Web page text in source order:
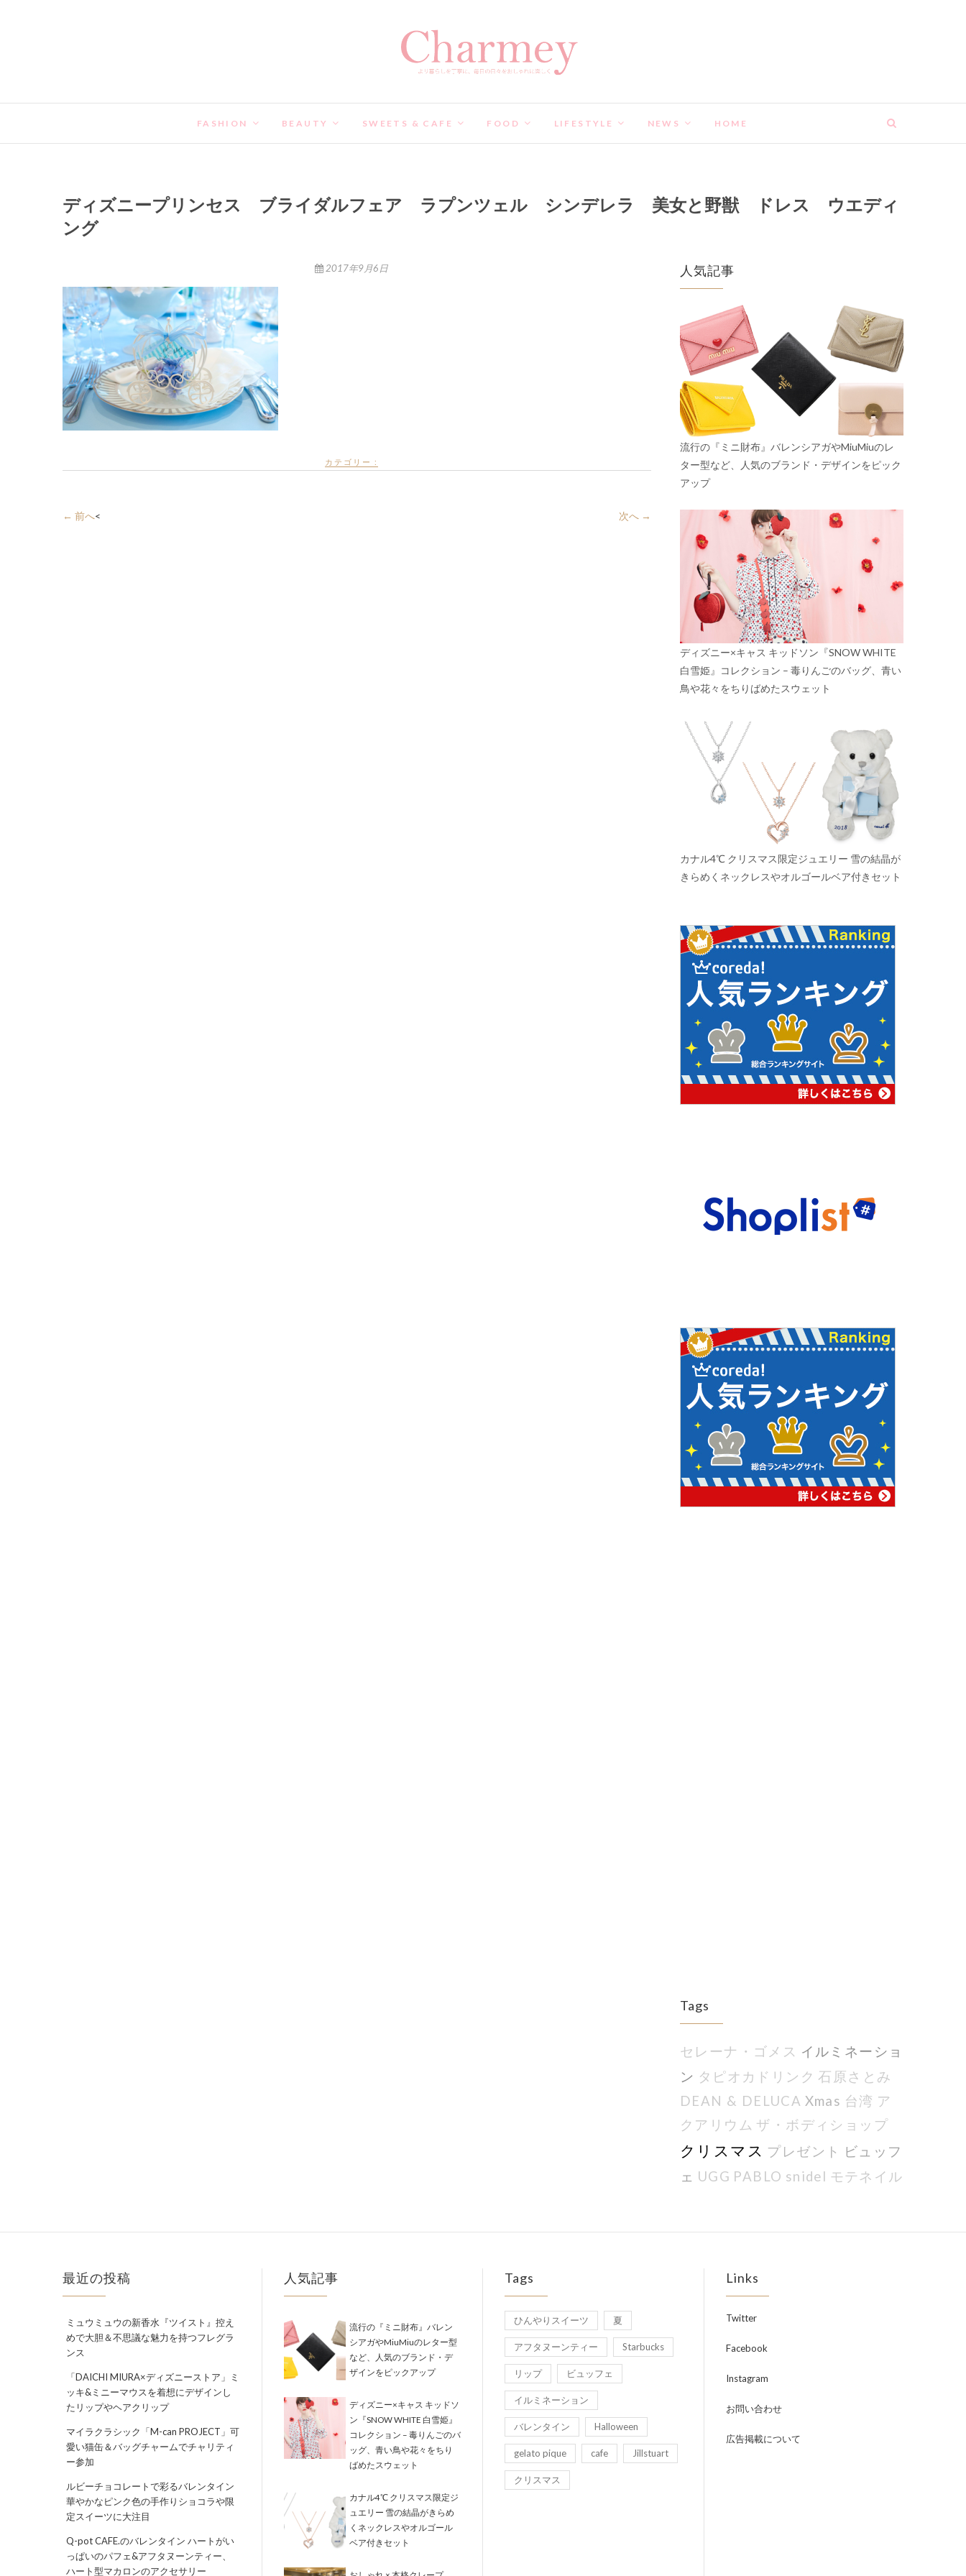
FASHION BEAUTY SWEETS & CAFE FOOD LIFESTYLE NEWS HOME
ディズニープリンセス ブライダルフェア ラプンツェル シンデレラ 美女と野獣 ドレス ウエディ
ング
2017年9月6日
カテゴリー :
<
← 前へ 次へ →
人気記事
流行の『ミニ財布』バレンシアガやMiuMiuのレ
ター型など、人気のブランド・デザインをピック
アップ
ディズニー×キャス キッドソン『SNOW WHITE
白雪姫』コレクション – 毒りんごのバッグ、青い
鳥や花々をちりばめたスウェット
カナル4℃ クリスマス限定ジュエリー 雪の結晶が
きらめくネックレスやオルゴールベア付きセット
Tags
セレーナ・ゴメス イルミネーショ
ン タピオカドリンク 石原さとみ
DEAN & DELUCA Xmas 台湾 ア
クアリウム ザ・ボディショップ
クリスマス プレゼント
ビュッフ
ェ UGG PABLO snidel モテネイル
最近の投稿
ミュウミュウの新香水『ツイスト』控え
めで大胆＆不思議な魅力を持つフレグラ
ンス
「DAICHI MIURA×ディズニーストア」ミ
ッキ&ミニーマウスを着想にデザインし
たリップやヘアクリップ
マイラクラシック「M-can PROJECT」可
愛い猫缶＆バッグチャームでチャリティ
ー参加
ルビーチョコレートで彩るバレンタイン
華やかなピンク色の手作りショコラや限
定スイーツに大注目
Q-pot CAFE.のバレンタイン ハートがい
っぱいのパフェ&アフタヌーンティー、
ハート型マカロンのアクセサリー
人気記事
流行の『ミニ財布』バレン
シアガやMiuMiuのレター型
など、人気のブランド・デ
ザインをピックアップ
ディズニー×キャス キッドソ
ン『SNOW WHITE 白雪姫』
コレクション – 毒りんごのバ
ッグ、青い鳥や花々をちり
ばめたスウェット
カナル4℃ クリスマス限定ジ
ュエリー 雪の結晶がきらめ
くネックレスやオルゴール
ベア付きセット
Tags
ひんやりスイーツ 夏
アフタヌーンティー Starbucks
リップ ビュッフェ
イルミネーション
バレンタイン Halloween
gelato pique cafe Jillstuart
クリスマス
Links
Twitter
Facebook
Instagram
お問い合わせ
広告掲載について